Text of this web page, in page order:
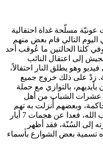
مسلّحة غداة احتفالية
اليوم التالي قام بعض منهم
وفي كلتا الحالتين ما عُوقب أحد
إلى اعتقال النائب
وهو يطلق النار احتفالاً،
زدْ على ذلك خروج جميع
بالتوازي مع حملة
عشرات الشباب من أهل
وبعضهم أُنزلت به تهم
لأسباب واهية ومن دون أدلّة. أمّا حزب الله، فعدا عن هجمات 7 أيار
إلى السُنّة، فقد أظهر
تسمية بعض الشوارع بأسماء